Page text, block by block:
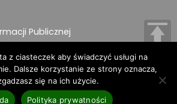
Publicznej
osobowych
Copyright © 2024
z ciasteczek aby świadczyć usługi na
Dalsze korzystanie ze strony oznacza,
się na ich użycie.
Polityka prywatności